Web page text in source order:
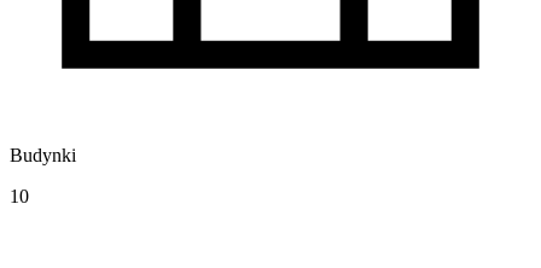
Budynki
10